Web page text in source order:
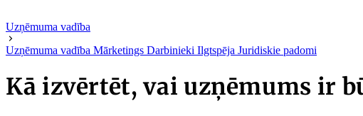
Uzņēmuma vadība
Uzņēmuma vadība Mārketings Darbinieki Ilgtspēja Juridiskie padomi
Kā izvērtēt, vai uzņēmums ir